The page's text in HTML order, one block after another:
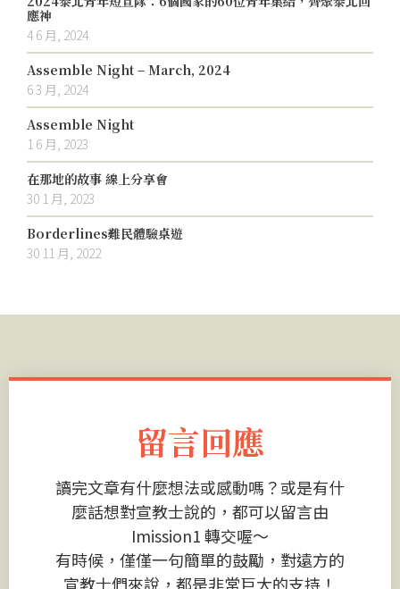
應神
4 6 月, 2024
Assemble Night – March, 2024
6 3 月, 2024
Assemble Night
1 6 月, 2023
在那地的故事 線上分享會
30 1 月, 2023
Borderlines難民體驗桌遊
30 11 月, 2022
留言回應
讀完文章有什麼想法或感動嗎？或是有什
麼話想對宣教士說的，都可以留言由
Imission1 轉交喔～
有時候，僅僅一句簡單的鼓勵，對遠方的
宣教士們來說，都是非常巨大的支持！